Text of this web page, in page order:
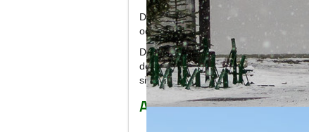
Der Haltepunkt Weiler ist idealer
oder für eine Wanderung auf dem
Da der Haltepunkt ein Bedarfshalt
der Abfahrt in Burgbrohl bzw.
sichtbar auf dem Bahnsteig
Ausflüge ab dem